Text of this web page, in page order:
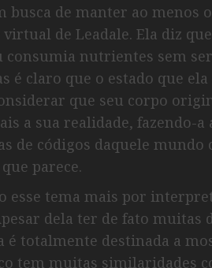
busca de manter ao menos
de Leadale. Ela diz
consumia nutrientes sem
é claro que o estado que
que seu corpo
a sua realidade, fazendo-
de códigos daquele mundo
parece.
esse tema mais por
dela ter de fato muitas
é totalmente destinada a
tem muitas similaridades